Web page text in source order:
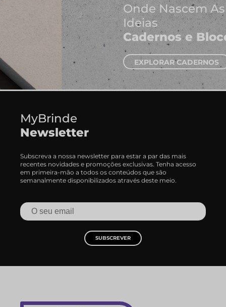
Onde Nascem As Melhores
Ideias
Cadernos e Blocos de Notas
EXPLORAR CADERNOS
MyBrinde
Newsletter
Subscreva a nossa newsletter para estar a par das mais
recentes novidades e promoções exclusivas. Tenha acesso
em primeira-mão a todos os conteúdos que são
semanalmente disponibilizados através deste meio.
SUBSCREVER